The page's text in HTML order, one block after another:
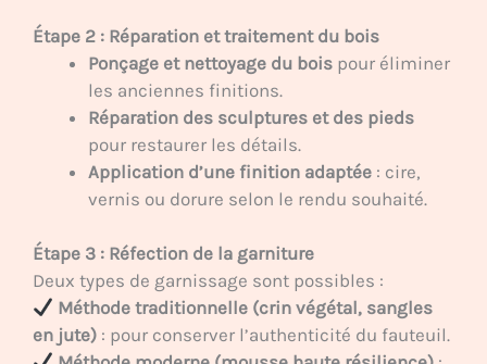
Étape 2 : Réparation et traitement du bois
Ponçage et nettoyage du bois pour éliminer
les anciennes finitions.
Réparation des sculptures et des pieds
pour restaurer les détails.
Application d’une finition adaptée : cire,
vernis ou dorure selon le rendu souhaité.
Étape 3 : Réfection de la garniture
Deux types de garnissage sont possibles :
Méthode traditionnelle (crin végétal, sangles
en jute) : pour conserver l’authenticité du fauteuil.